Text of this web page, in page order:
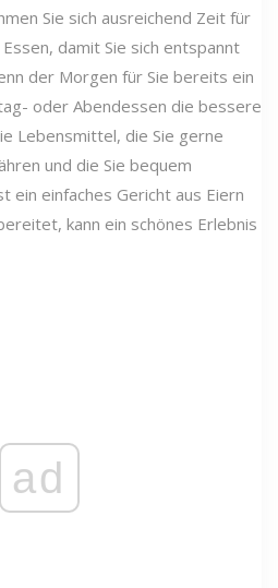
Sie sich ausreichend Zeit für
damit Sie sich entspannt
der Morgen für Sie bereits ein
oder Abendessen die bessere
Lebensmittel, die Sie gerne
und die Sie bequem
ein einfaches Gericht aus Eiern
kann ein schönes Erlebnis
ad